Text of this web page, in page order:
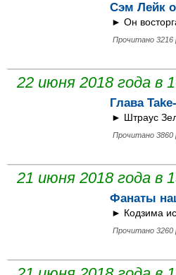
Сэм Лейк
► Он
Прочитано 3216
22 июня 2018 года в
Глава
► Штраус
Прочитано 3860
21 июня 2018 года в
Фанаты
► Кодзима
Прочитано 3260